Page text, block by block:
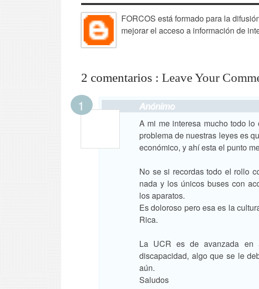
FORCOS está formado para la
mejorar el acceso a información de
2 comentarios : Leave Your
Anónimo
A mi me interesa mucho todo
problema de nuestras leyes es
económico, y ahí esta el punto
No se si recordas todo el rollo
nada y los únicos buses con
los aparatos.
Es doloroso pero esa es la
Rica.
La UCR es de avanzada en
discapacidad, algo que se le
aún.
Saludos